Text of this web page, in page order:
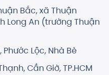
Bắc, xã Thuận
Long An (trường Thuận
Phước Lộc, Nhà Bè
Cần Giờ, TP.HCM